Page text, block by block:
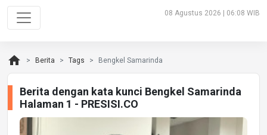
08 Agustus 2026 | 06:08 WIB
home Berita Tags Bengkel Samarinda
Berita dengan kata kunci Bengkel Samarinda
Halaman 1 - PRESISI.CO